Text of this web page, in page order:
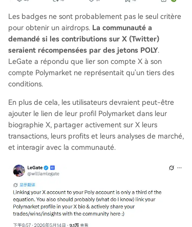
Les badges ne sont probablement pas le seul critère
pour obtenir un airdrops. La communauté a
demandé si les contributions sur X (Twitter)
seraient récompensées par des jetons POLY.
LeGate a répondu que lier son compte X à son
compte Polymarket ne représentait qu'un tiers des
conditions.
En plus de cela, les utilisateurs devraient peut-être
ajouter le lien de leur profil Polymarket dans leur
biographie X, partager activement sur X leurs
transactions, leurs profits et leurs analyses de marché,
et interagir avec la communauté.